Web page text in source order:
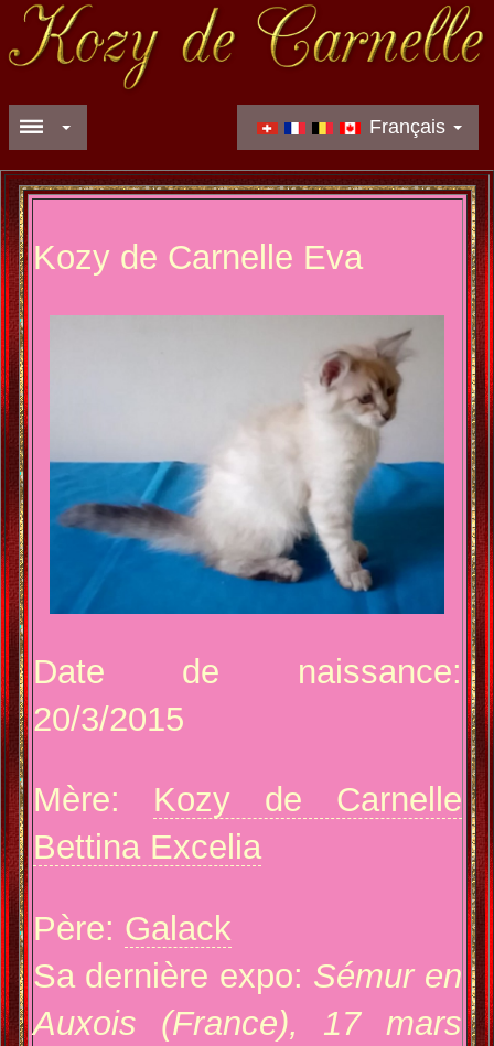
Français
Kozy de Carnelle Eva
Date de naissance:
20/3/2015
Mère: Kozy de Carnelle
Bettina Excelia
Père: Galack
Sa dernière expo: Sémur en
Auxois (France), 17 mars